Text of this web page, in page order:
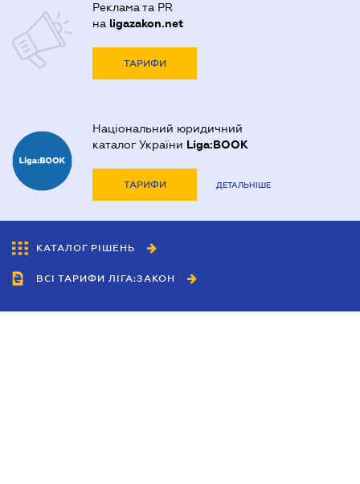
Реклама та PR
на ligazakon.net
ТАРИФИ
Національний юридичний
каталог України Liga:BOOK
ТАРИФИ ДЕТАЛЬНІШЕ
КАТАЛОГ РІШЕНЬ
ВСІ ТАРИФИ ЛІГА:ЗАКОН